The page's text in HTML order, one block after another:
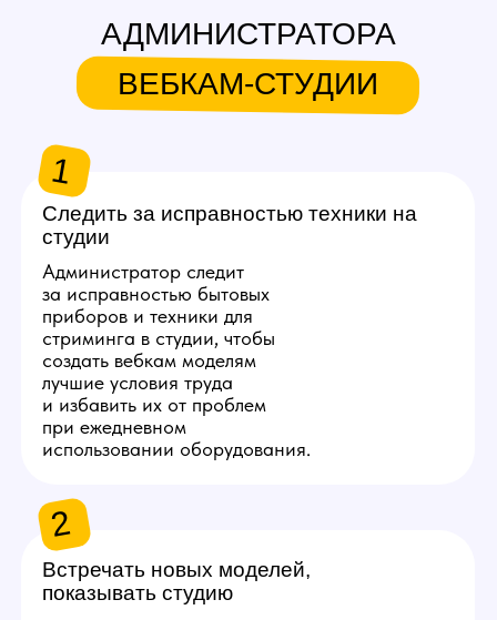
Администратор вебкам
в Иркутске встречает моделей
в заранее оговоренное время
и показывает студию,
демонстрирует, чем можно
пользоваться, где лежат
тёплую коммуникацию
и комфортное взаимодействие
с каждым новым человеком.
Покупать расходные материалы
для работы
Администратору нужно будет
регулярно заказывать вещи для
работы моделей и поддержания
комфортных условий в студии:
салфетки, воду, снеки и бытовые
мелочи. Закупки удобнее вести
по заранее составленному плану,
это требует внимания к деталям
и четкой организации рабочего
3
Поддерживать
порядок на студии
4